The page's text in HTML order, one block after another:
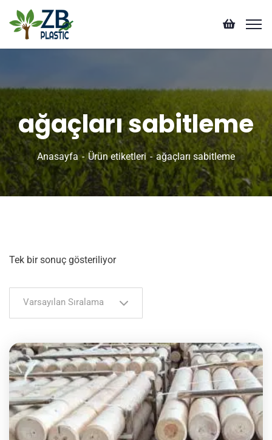
ağaçları sabitleme
Anasayfa Ürün etiketleri ağaçları sabitleme
Tek bir sonuç gösteriliyor
Varsayılan Sıralama